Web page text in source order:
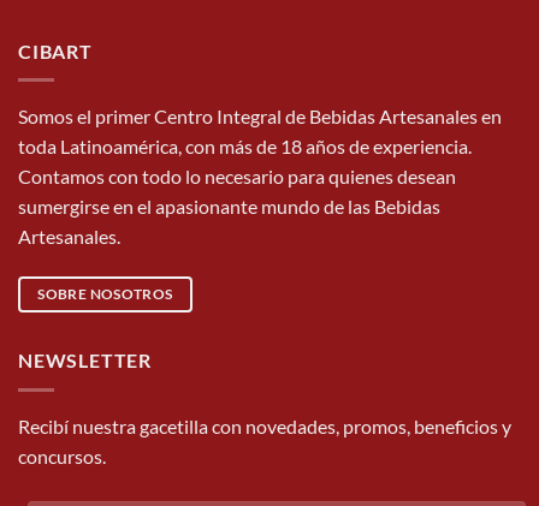
CIBART
Somos el primer Centro Integral de Bebidas Artesanales en
toda Latinoamérica, con más de 18 años de experiencia.
Contamos con todo lo necesario para quienes desean
sumergirse en el apasionante mundo de las Bebidas
Artesanales.
SOBRE NOSOTROS
NEWSLETTER
Recibí nuestra gacetilla con novedades, promos, beneficios y
concursos.